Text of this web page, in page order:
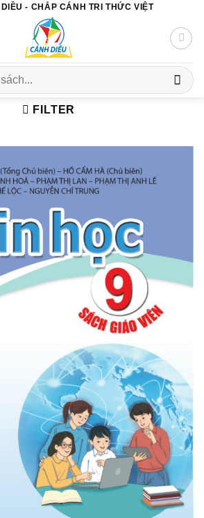
- CHẮP CÁNH TRI THỨC VIỆT
FILTER